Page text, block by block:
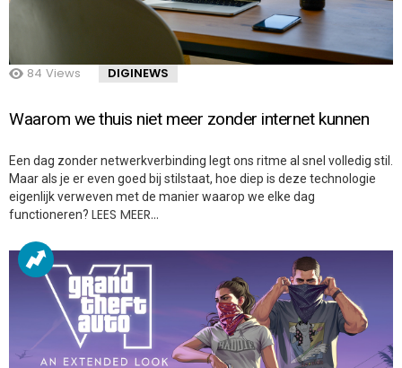
84 Views DIGINEWS
Waarom we thuis niet meer zonder internet kunnen
Een dag zonder netwerkverbinding legt ons ritme al snel volledig stil.
Maar als je er even goed bij stilstaat, hoe diep is deze technologie
eigenlijk verweven met de manier waarop we elke dag
functioneren? LEES MEER…